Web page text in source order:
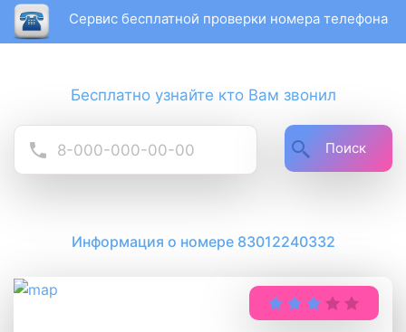
Сервис бесплатной проверки номера телефона
Бесплатно узнайте кто Вам звонил
Поиск
Информация о номере 83012240332